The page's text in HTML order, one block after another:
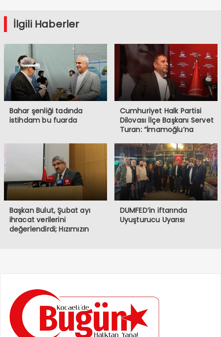
İlgili Haberler
Bahar şenliği tadında
istihdam bu fuarda
Cumhuriyet Halk Partisi
Dilovası İlçe Başkanı Servet
Turan: “İmamoğlu’na
Halkın İradesine
Müdahaledir”
Başkan Bulut, Şubat ayı
ihracat verilerini
değerlendirdi; Hızımızın
DUMFED’in iftarında
Uyuşturucu Uyarısı